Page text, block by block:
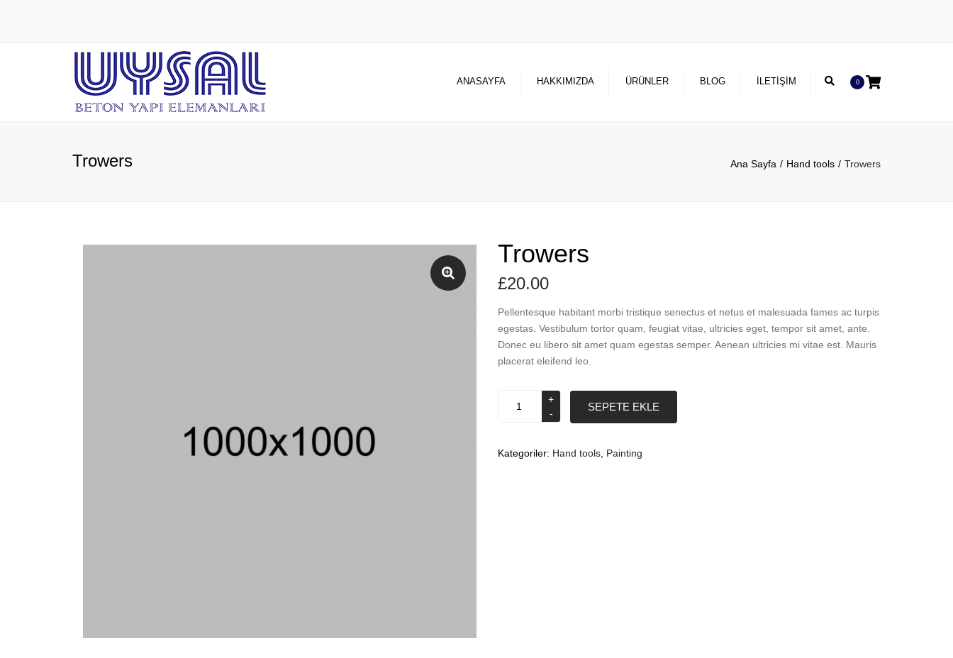
ANASAYFA HAKKIMIZDA ÜRÜNLER BLOG İLETIŞIM Search
0
Trowers Ana Sayfa Hand tools Trowers
Trowers
£20.00
Pellentesque habitant morbi tristique senectus et netus et malesuada fames ac turpis
egestas. Vestibulum tortor quam, feugiat vitae, ultricies eget, tempor sit amet, ante.
Donec eu libero sit amet quam egestas semper. Aenean ultricies mi vitae est. Mauris
placerat eleifend leo.
SEPETE EKLE
Kategoriler: Hand tools Painting